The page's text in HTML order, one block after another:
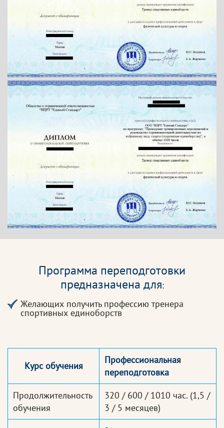
Программа переподготовки
предназначена для:
Желающих получить профессию тренера
спортивных единоборств
Курс обучения
Профессиональная
переподготовка
Продолжительность
обучения
320 / 600 / 1010 час. (1,5 /
3 / 5 месяцев)